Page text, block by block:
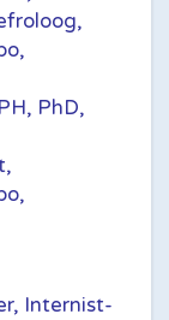
PhD,
Internist-